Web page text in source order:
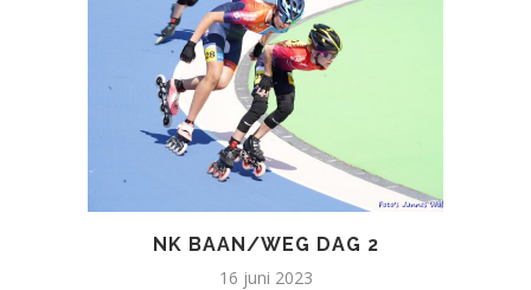
NK BAAN/WEG DAG 2
16 juni 2023